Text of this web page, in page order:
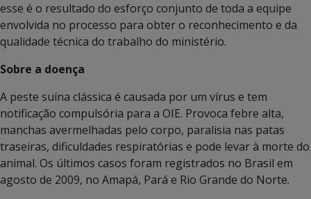
esse é o resultado do esforço conjunto de toda a equipe
envolvida no processo para obter o reconhecimento e da
qualidade técnica do trabalho do ministério.
Sobre a doença
A peste suína clássica é causada por um vírus e tem
notificação compulsória para a OIE. Provoca febre alta,
manchas avermelhadas pelo corpo, paralisia nas patas
traseiras, dificuldades respiratórias e pode levar à morte do
animal. Os últimos casos foram registrados no Brasil em
agosto de 2009, no Amapá, Pará e Rio Grande do Norte.